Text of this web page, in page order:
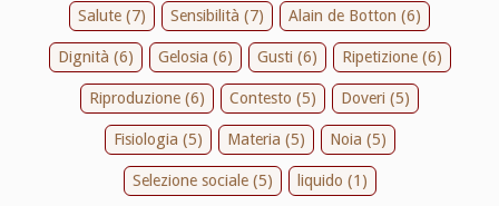
Salute (7) Sensibilità (7) Alain de Botton (6)
Dignità (6) Gelosia (6) Gusti (6) Ripetizione (6)
Riproduzione (6) Contesto (5) Doveri (5)
Fisiologia (5) Materia (5) Noia (5)
Selezione sociale (5) liquido (1)